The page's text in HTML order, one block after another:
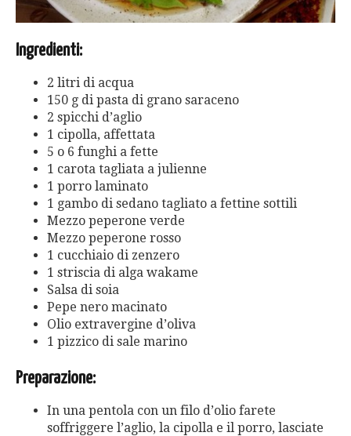
Ingredienti:
2 litri di acqua
150 g di pasta di grano saraceno
2 spicchi d’aglio
1 cipolla, affettata
5 o 6 funghi a fette
1 carota tagliata a julienne
1 porro laminato
1 gambo di sedano tagliato a fettine sottili
Mezzo peperone verde
Mezzo peperone rosso
1 cucchiaio di zenzero
1 striscia di alga wakame
Salsa di soia
Pepe nero macinato
Olio extravergine d’oliva
1 pizzico di sale marino
Preparazione:
In una pentola con un filo d’olio farete
soffriggere l’aglio, la cipolla e il porro, lasciate